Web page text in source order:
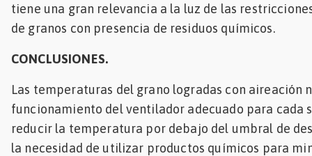
tiene una gran relevancia a la luz de las
de granos con presencia de residuos químicos.
CONCLUSIONES.
Las temperaturas del grano logradas con
funcionamiento del ventilador adecuado para
reducir la temperatura por debajo del umbral de
la necesidad de utilizar productos químicos para